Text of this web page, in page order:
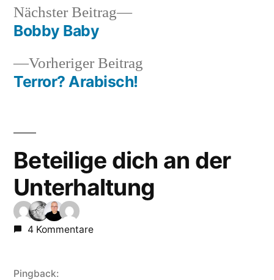
Beitragsnavigation
Vorheriger Beitrag
Terror? Arabisch!
Nächster Beitrag
Nächster
Bobby Baby
Beteilige dich an der
Unterhaltung
4 Kommentare
Pingback: